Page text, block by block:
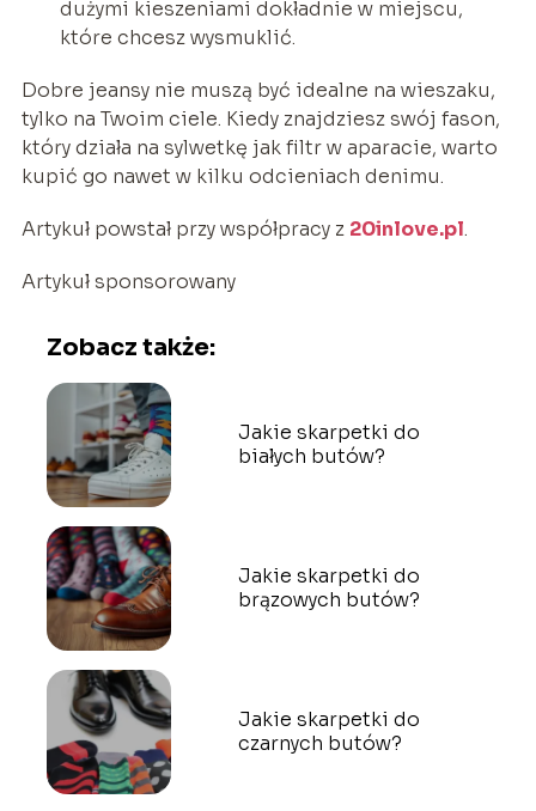
dużymi kieszeniami dokładnie w miejscu,
które chcesz wysmuklić.
Dobre jeansy nie muszą być idealne na wieszaku,
tylko na Twoim ciele. Kiedy znajdziesz swój fason,
który działa na sylwetkę jak filtr w aparacie, warto
kupić go nawet w kilku odcieniach denimu.
Artykuł powstał przy współpracy z 20inlove.pl.
Artykuł sponsorowany
Zobacz także:
Jakie skarpetki do
białych butów?
Jakie skarpetki do
brązowych butów?
Jakie skarpetki do
czarnych butów?